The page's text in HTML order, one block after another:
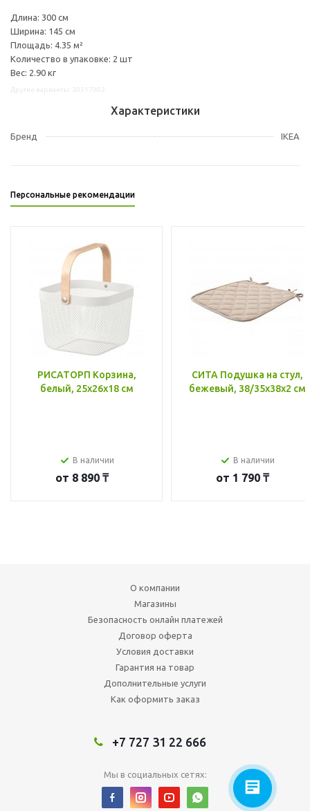
Длина: 300 см
Ширина: 145 см
Площадь: 4.35 м²
Количество в упаковке: 2 шт
Вес: 2.90 кг
Характеристики
Бренд IKEA
Персональные рекомендации
РИСАТОРП Корзина,
белый, 25x26x18 см
В наличии
от 8 890 ₸
СИТА Подушка на стул,
бежевый, 38/35x38x2 см
В наличии
от 1 790 ₸
О компании
Магазины
Безопасность онлайн платежей
Договор оферта
Условия доставки
Гарантия на товар
Дополнительные услуги
Как оформить заказ
+7 727 31 22 666
Мы в социальных сетях: